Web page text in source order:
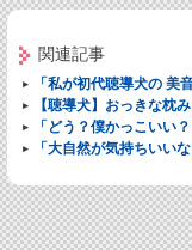
関連記事
「私が初代聴導犬の 美
【聴導犬】おっきな枕
「どう？僕かっこいい
「大自然が気持ちいい